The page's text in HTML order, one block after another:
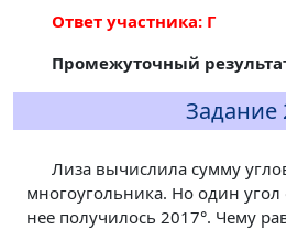
Ответ участника: Г
Промежуточный
Задание
Лиза вычислила сумму
многоугольника. Но один угол
нее получилось 2017°. Чему